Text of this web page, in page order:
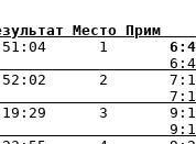
Результат
1
2